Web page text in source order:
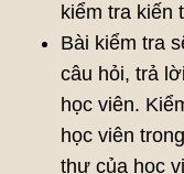
kiểm tra kiến
Bài kiểm tra
câu hỏi, trả
học viên.
học viên
thư của học